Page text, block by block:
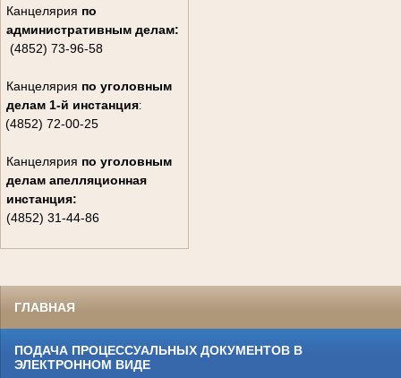
Канцелярия по
административным делам:
(4852) 73-96-58
Канцелярия по уголовным
делам 1-й инстанция:
(4852) 72-00-25
Канцелярия по уголовным
делам апелляционная
инстанция:
(4852) 31-44-86
ГЛАВНАЯ
ПОДАЧА ПРОЦЕССУАЛЬНЫХ ДОКУМЕНТОВ В
ЭЛЕКТРОННОМ ВИДЕ